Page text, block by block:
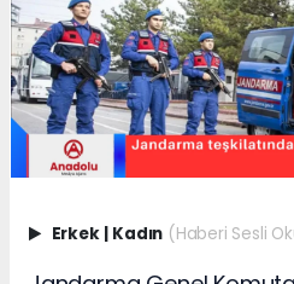
Erkek | Kadın (Haberi Sesli